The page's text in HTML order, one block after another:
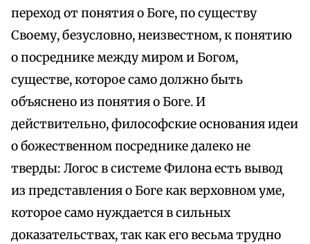
переход от понятия о Боге, по существу
Своему, безусловно, неизвестном, к понятию
о посреднике между миром и Богом,
существе, которое само должно быть
объяснено из понятия о Боге. И
действительно, философские основания идеи
о божественном посреднике далеко не
тверды: Логос в системе Филона есть вывод
из представления о Боге как верховном уме,
которое само нуждается в сильных
доказательствах, так как его весьма трудно